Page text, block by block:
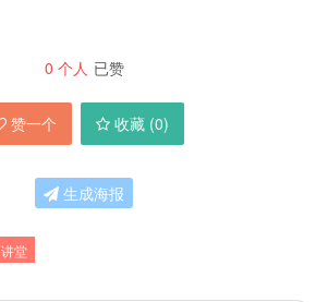
0 个人 已赞
赞一个 收藏 (0)
生成海报
讲堂